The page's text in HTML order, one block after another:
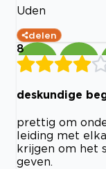
Uden
delen
8
deskundige
prettig om
leiding met
krijgen om het
geven.